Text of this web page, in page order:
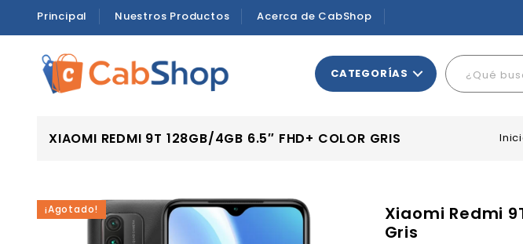
Principal Nuestros Productos Acerca de CabShop
CATEGORÍAS
XIAOMI REDMI 9T 128GB/4GB 6.5″ FHD+ COLOR GRIS
¡Agotado!
Xiaomi Redmi
Gris